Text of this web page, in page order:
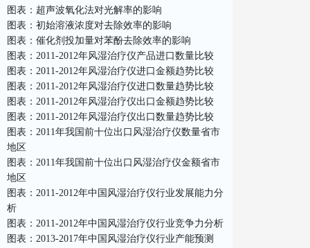
图表：超声波氧化法对光解率的影响
图表：初始溶液浓度对去除效率的影响
图表：催化剂投加量对苯酚去除效率的影响
图表：2011-2012年风湿治疗仪产品进口数量比较
图表：2011-2012年风湿治疗仪进口金额趋势比较
图表：2011-2012年风湿治疗仪进口数量趋势比较
图表：2011-2012年风湿治疗仪出口金额趋势比较
图表：2011-2012年风湿治疗仪出口数量趋势比较
图表：2011年我国前十位出口风湿治疗仪数量省市
地区
图表：2011年我国前十位出口风湿治疗仪金额省市
地区
图表：2011-2012年中国风湿治疗仪行业发展能力分
析
图表：2011-2012年中国风湿治疗仪行业竞争力分析
图表：2013-2017年中国风湿治疗仪行业产能预测